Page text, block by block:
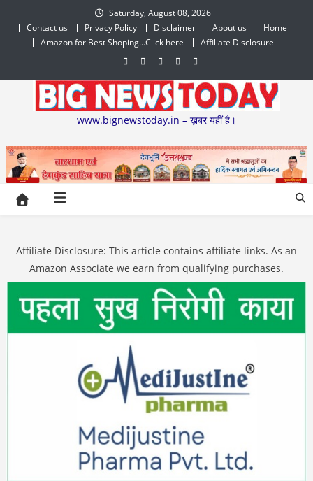
content
Saturday, August 08, 2026
Contact us
Privacy Policy Disclaimer About us
Home
Amazon for Best Shoping…Click here
Affiliate Disclosure
www.bignewstoday.in – ख़बर यहीं है।
Affiliate Disclosure: This article contains affiliate links. As an
Amazon Associate we earn from qualifying purchases.